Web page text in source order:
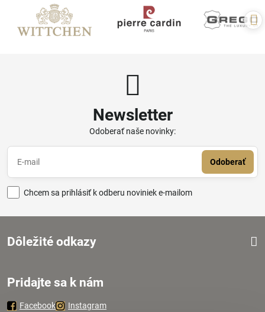
Newsletter
Odoberať naše novinky:
Odoberať
Chcem sa prihlásiť k odberu noviniek e-mailom
Dôležité odkazy
Pridajte sa k nám
Facebook Instagram